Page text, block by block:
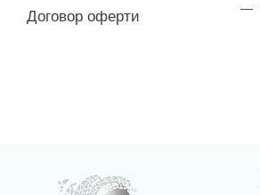
Договор оферти